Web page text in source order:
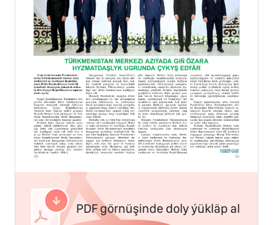
PDF görnüşinde doly ýükläp al